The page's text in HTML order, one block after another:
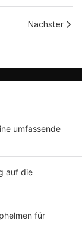
Nächster
umfassende
auf die
für